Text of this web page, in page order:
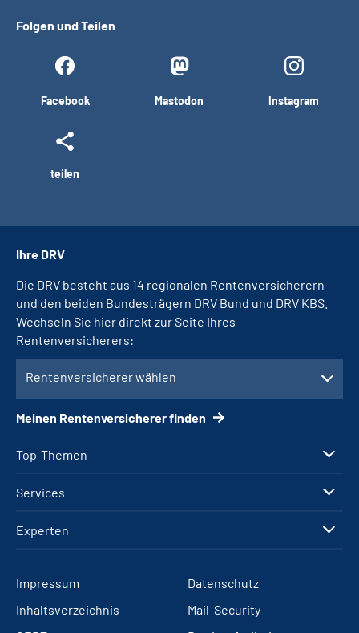
Folgen und Teilen
Facebook Mastodon Instagram
teilen
Top-Themen
Services
Experten
Ihre DRV
Die DRV besteht aus 14 regionalen Rentenversicherern
und den beiden Bundesträgern DRV Bund und DRV KBS.
Wechseln Sie hier direkt zur Seite Ihres
Rentenversicherers:
Rentenversicherer wählen
Meinen Rentenversicherer finden
Impressum
Datenschutz
Inhaltsverzeichnis
Mail-Security